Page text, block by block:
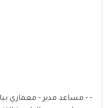
- - مساعد مدير - معماري